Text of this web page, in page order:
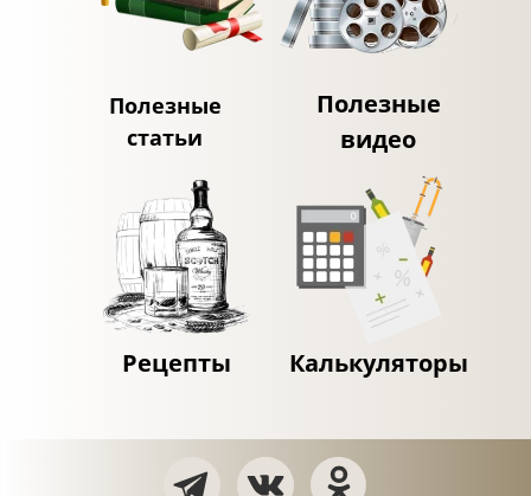
Полезные
статьи
Полезные
видео
Рецепты Калькуляторы